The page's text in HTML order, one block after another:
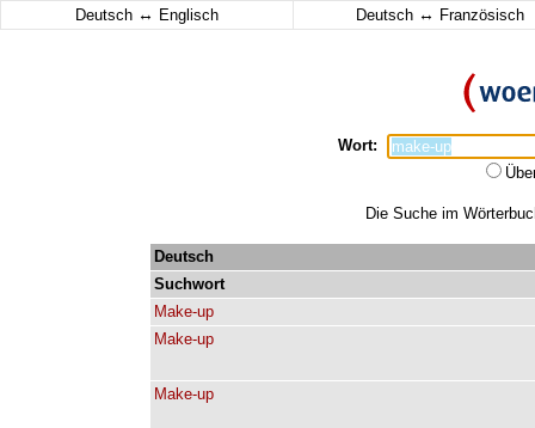
Deutsch ↔ Englisch Deutsch ↔ Französisch
Wort:
Die Suche im
Deutsch
Suchwort
Make-up
Make-up
Make-up